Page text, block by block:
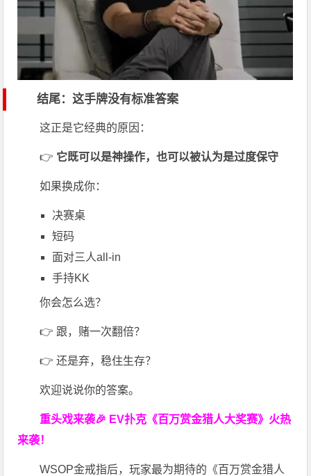
结尾：这手牌没有标准答案
这正是它经典的原因：
👉 它既可以是神操作，也可以被认为是过度保守
如果换成你：
决赛桌
短码
面对三人all-in
手持KK
你会怎么选？
👉 跟，赌一次翻倍？
👉 还是弃，稳住生存？
欢迎说说你的答案。
重头戏来袭🎉 EV扑克 《百万赏金猎人大奖赛》 火热
来袭！
WSOP金戒指后，玩家最为期待的《百万赏金猎人